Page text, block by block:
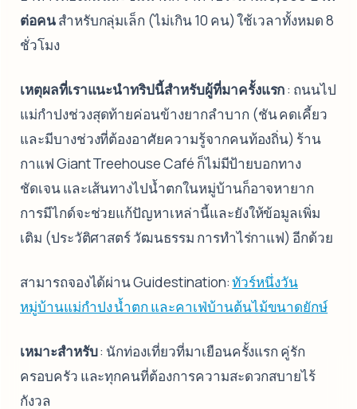
ต่อคนสำหรับกลุ่มเล็ก (ไม่เกิน 10 คน) ใช้เวลาทั้งหมด 8
ชั่วโมง
เหตุผลที่เราแนะนำทริปนี้สำหรับผู้ที่มาครั้งแรก: ถนนไป
แม่กำปงช่วงสุดท้ายค่อนข้างยากลำบาก (ชัน คดเคี้ยว
และมีบางช่วงที่ต้องอาศัยความรู้จากคนท้องถิ่น) ร้าน
กาแฟ Giant Treehouse Café ก็ไม่มีป้ายบอกทาง
ชัดเจน และเส้นทางไปน้ำตกในหมู่บ้านก็อาจหายาก
การมีไกด์จะช่วยแก้ปัญหาเหล่านี้และยังให้ข้อมูลเพิ่ม
เติม (ประวัติศาสตร์ วัฒนธรรม การทำไร่กาแฟ) อีกด้วย
สามารถจองได้ผ่าน Guidestination:ทัวร์หนึ่งวัน
หมู่บ้านแม่กำปง น้ำตก และคาเฟ่บ้านต้นไม้ขนาดยักษ์
เหมาะสำหรับ: นักท่องเที่ยวที่มาเยือนครั้งแรก คู่รัก
ครอบครัว และทุกคนที่ต้องการความสะดวกสบายไร้
กังวล